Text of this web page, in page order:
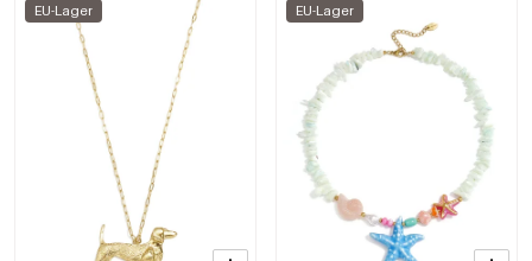
EU-Lager EU-Lager